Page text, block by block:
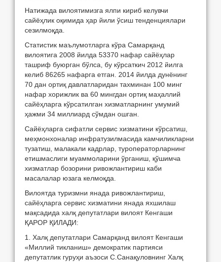
Натижада вилоятимизга ялпи кириб келувчи
сайёҳлик оқимида ҳар йили ўсиш тенденциялари
сезилмоқда.
Статистик маълумотларга кўра Самарқанд
вилоятига 2008 йилда 53370 нафар сайёҳлар
ташриф буюрган бўлса, бу кўрсаткич 2012 йилга
келиб 86265 нафарга етган. 2014 йилда дунёнинг
70 дан ортиқ давлатларидан тахминан 100 минг
нафар хорижлик ва 60 мингдан ортиқ маҳаллий
сайёҳларга кўрсатилган хизматларнинг умумий
ҳажми 34 миллиард сўмдан ошган.
Сайёҳларга сифатли сервис хизматини кўрсатиш,
меҳмонхоналар инфратузилмасида камчиликларни
тузатиш, малакали кадрлар, туроператорларнинг
етишмаслиги муаммоларини ўрганиш, қўшимча
хизматлар бозорини ривожлантириш каби
масалалар юзага келмоқда.
Вилоятда туризмни янада ривожлантириш,
сайёҳларга сервис хизматини янада яхшилаш
мақсадида халқ депутатлари вилоят Кенгаши
ҚАРОР ҚИЛАДИ:
1. Халқ депутатлари Самарқанд вилоят Кенгаши
«Миллий тикланиш» демократик партияси
депутатлик гуруҳи аъзоси С.Санақуловнинг Халқ